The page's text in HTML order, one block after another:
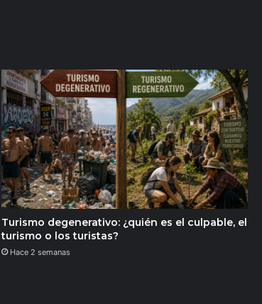
Turismo degenerativo: ¿quién es el culpable, el
turismo o los turistas?
Hace 2 semanas